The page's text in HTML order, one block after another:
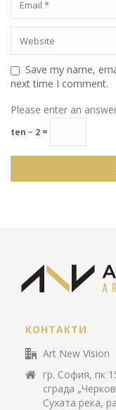
Save my name,
next time I comment.
Please enter an
ten − 2 =
КОНТАКТИ
Art New Vision
гр. София, пк
сграда
Сухата река,